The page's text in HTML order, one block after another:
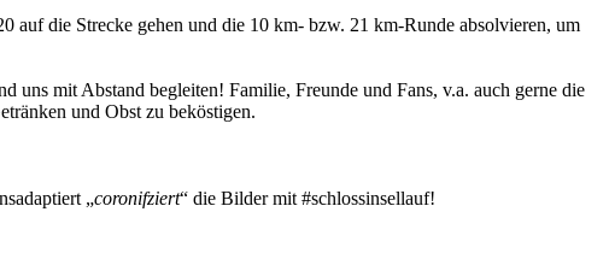
auf die Strecke gehen und die 10 km- bzw. 21 km-Runde absolvieren, um
uns mit Abstand begleiten! Familie, Freunde und Fans, v.a. auch gerne die
und Obst zu beköstigen.
„coronifziert“ die Bilder mit #schlossinsellauf!